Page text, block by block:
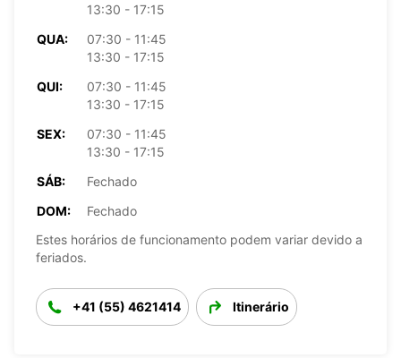
13:30 - 17:15
QUA:
07:30 - 11:45
13:30 - 17:15
QUI:
07:30 - 11:45
13:30 - 17:15
SEX:
07:30 - 11:45
13:30 - 17:15
SÁB:
Fechado
DOM:
Fechado
Estes horários de funcionamento podem variar devido a
feriados.
+41 (55) 4621414 Itinerário